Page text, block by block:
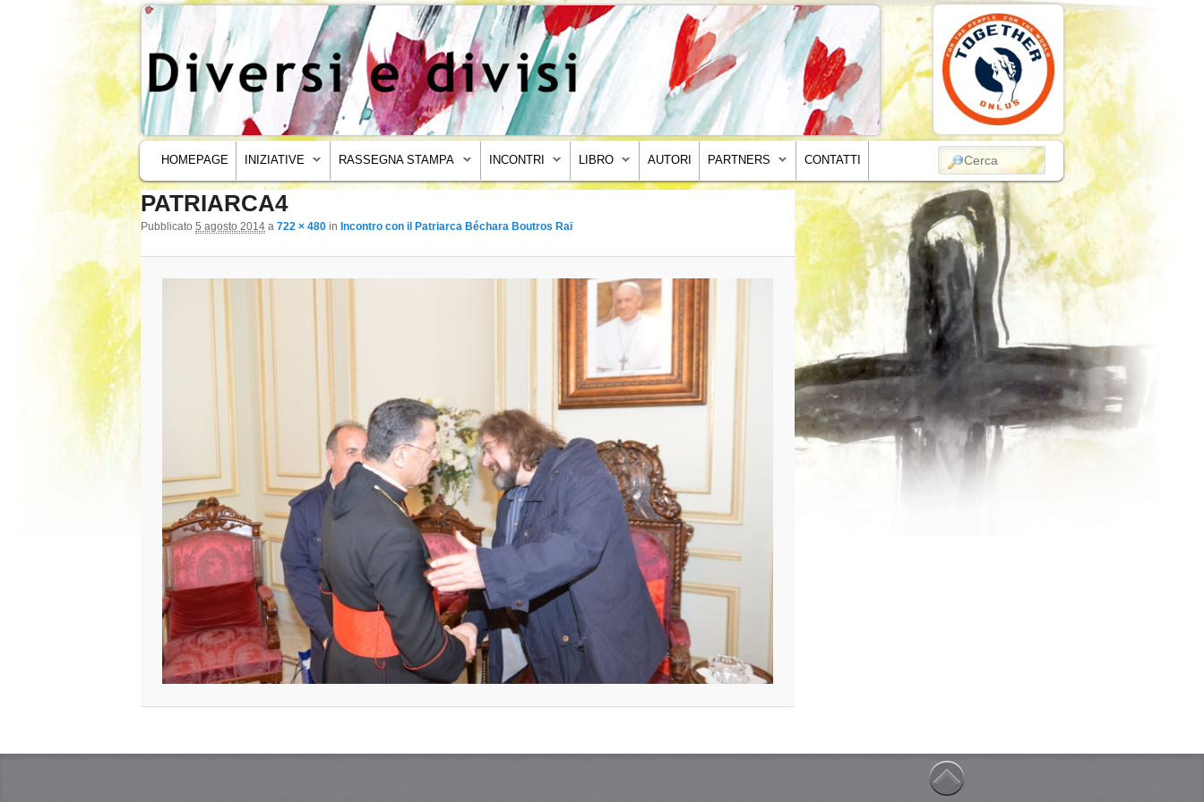
MENU PRINCIPALE
VAI AL CONTENUTO PRINCIPALE
VAI AL CONTENUTO SECONDARIO
HOMEPAGE INIZIATIVE RASSEGNA STAMPA INCONTRI LIBRO AUTORI PARTNERS CONTATTI CERCA
Navigazione immagini
PATRIARCA4
Pubblicato 5 agosto 2014 a 722 × 480 in Incontro con il Patriarca Béchara Boutros Raï